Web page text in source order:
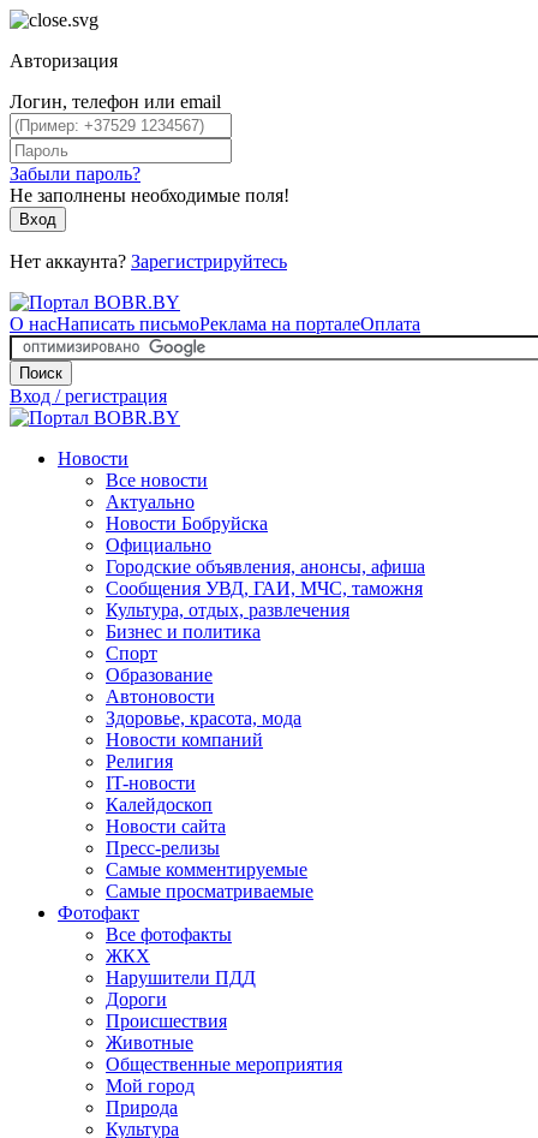
Авторизация
Логин, телефон или email
Забыли пароль?
Не заполнены необходимые поля!
Вход
Нет аккаунта? Зарегистрируйтесь
О насНаписать письмоРеклама на порталеОплата
Поиск
Вход / регистрация
Новости
Все новости
Актуально
Новости Бобруйска
Официально
Городские объявления, анонсы, афиша
Сообщения УВД, ГАИ, МЧС, таможня
Культура, отдых, развлечения
Бизнес и политика
Спорт
Образование
Автоновости
Здоровье, красота, мода
Новости компаний
Религия
IT-новости
Калейдоскоп
Новости сайта
Пресс-релизы
Самые комментируемые
Самые просматриваемые
Фотофакт
Все фотофакты
ЖКХ
Нарушители ПДД
Дороги
Происшествия
Животные
Общественные мероприятия
Мой город
Природа
Культура